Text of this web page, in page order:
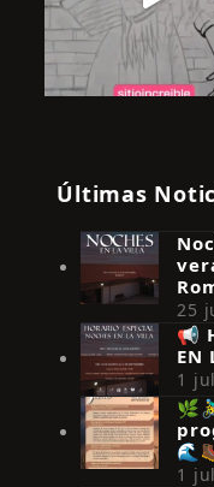
Últimas
25
📢
EN
1
1